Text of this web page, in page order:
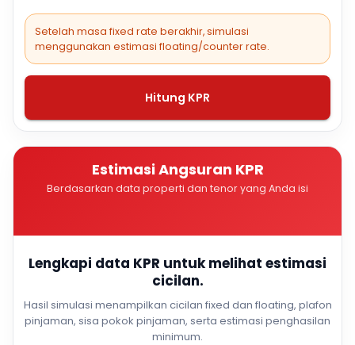
Setelah masa fixed rate berakhir, simulasi
menggunakan estimasi floating/counter rate.
Hitung KPR
Estimasi Angsuran KPR
Berdasarkan data properti dan tenor yang Anda isi
Lengkapi data KPR untuk melihat estimasi
cicilan.
Hasil simulasi menampilkan cicilan fixed dan floating, plafon
pinjaman, sisa pokok pinjaman, serta estimasi penghasilan
minimum.